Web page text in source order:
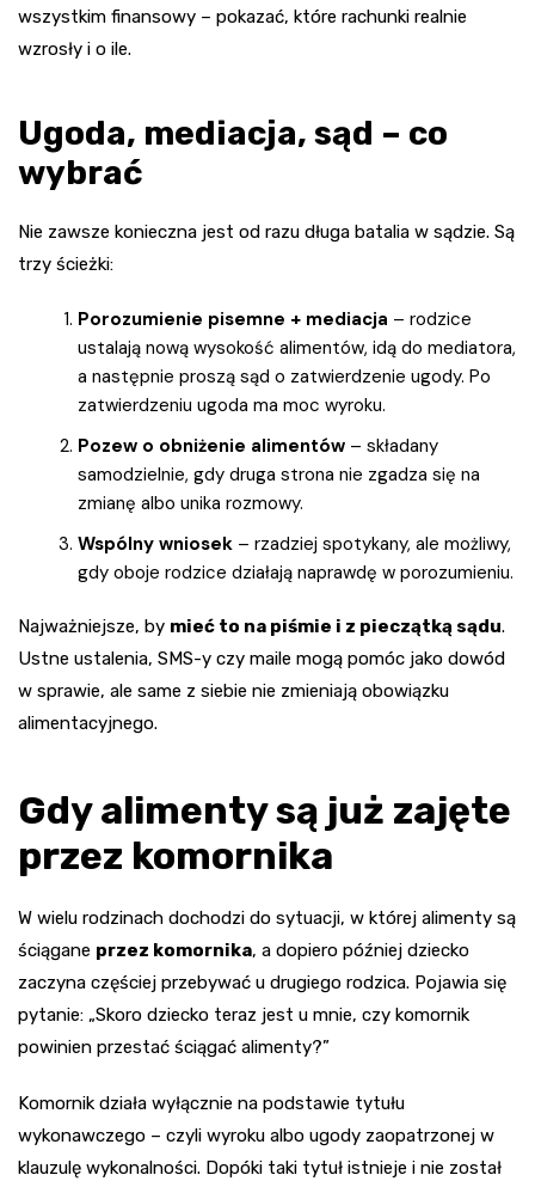
wszystkim finansowy – pokazać, które rachunki realnie
wzrosły i o ile.
Ugoda, mediacja, sąd – co
wybrać
Nie zawsze konieczna jest od razu długa batalia w sądzie. Są
trzy ścieżki:
Porozumienie pisemne + mediacja – rodzice
ustalają nową wysokość alimentów, idą do mediatora,
a następnie proszą sąd o zatwierdzenie ugody. Po
zatwierdzeniu ugoda ma moc wyroku.
Pozew o obniżenie alimentów – składany
samodzielnie, gdy druga strona nie zgadza się na
zmianę albo unika rozmowy.
Wspólny wniosek – rzadziej spotykany, ale możliwy,
gdy oboje rodzice działają naprawdę w porozumieniu.
Najważniejsze, by mieć to na piśmie i z pieczątką sądu.
Ustne ustalenia, SMS-y czy maile mogą pomóc jako dowód
w sprawie, ale same z siebie nie zmieniają obowiązku
alimentacyjnego.
Gdy alimenty są już zajęte
przez komornika
W wielu rodzinach dochodzi do sytuacji, w której alimenty są
ściągane przez komornika, a dopiero później dziecko
zaczyna częściej przebywać u drugiego rodzica. Pojawia się
pytanie: „Skoro dziecko teraz jest u mnie, czy komornik
powinien przestać ściągać alimenty?”
Komornik działa wyłącznie na podstawie tytułu
wykonawczego – czyli wyroku albo ugody zaopatrzonej w
klauzulę wykonalności. Dopóki taki tytuł istnieje i nie został